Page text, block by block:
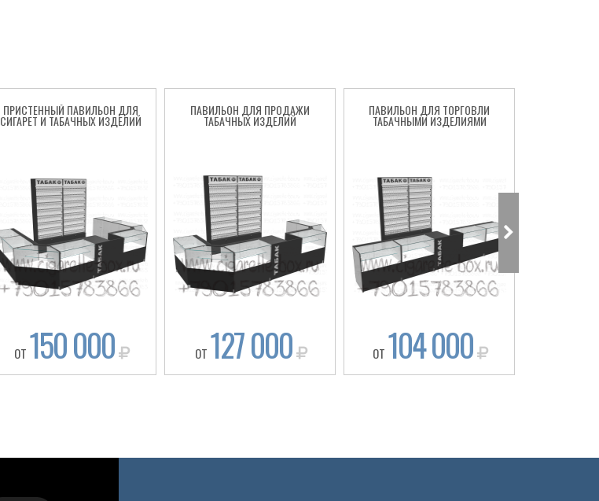
ПРИСТЕННЫЙ ПАВИЛЬОН ДЛЯ
СИГАРЕТ И ТАБАЧНЫХ ИЗДЕЛИЙ
ОТ 150 000
ПАВИЛЬОН ДЛЯ ПРОДАЖИ
ТАБАЧНЫХ ИЗДЕЛИЙ
ОТ 127 000
ПАВИЛЬОН ДЛЯ ТОРГОВЛИ
ТАБАЧНЫМИ ИЗДЕЛИЯМИ
ОТ 104 000